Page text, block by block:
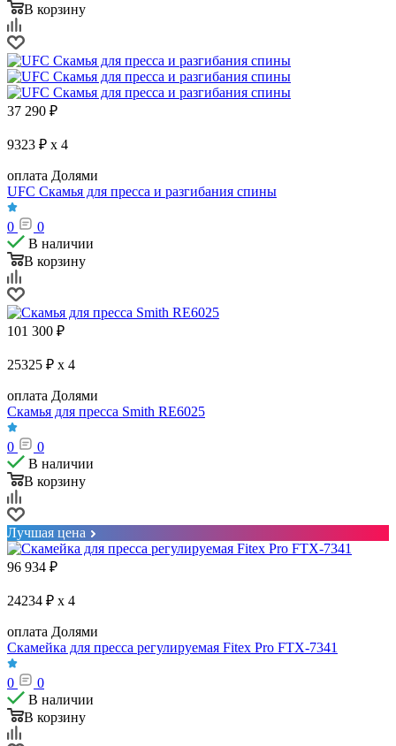
В корзину
37 290 ₽
9323 ₽ x 4
оплата Долями
UFC Скамья для пресса и разгибания спины
0
0
В наличии
В корзину
101 300 ₽
25325 ₽ x 4
оплата Долями
Скамья для пресса Smith RE6025
0
0
В наличии
В корзину
Лучшая цена
96 934 ₽
24234 ₽ x 4
оплата Долями
Скамейка для пресса регулируемая Fitex Pro FTX-7341
0
0
В наличии
В корзину